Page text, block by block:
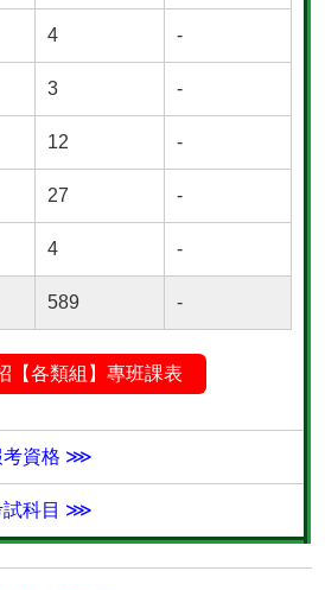
4 -
3 -
12 -
27 -
4 -
589 -
【各類組】專班課表
考資格 ⋙
試科目 ⋙